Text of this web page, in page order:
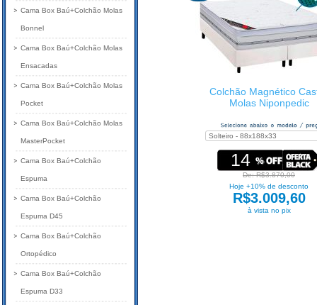
Colchão Magnético
Molas Niponpedic
14
De: R$3.870,00
Hoje +10% de desconto
R$3.009,60
à vista no pix
Cama Box Baú+Colchão Molas
Bonnel
Cama Box Baú+Colchão Molas
Ensacadas
Cama Box Baú+Colchão Molas
Pocket
Cama Box Baú+Colchão Molas
MasterPocket
Cama Box Baú+Colchão
Espuma
Cama Box Baú+Colchão
Espuma D45
Cama Box Baú+Colchão
Ortopédico
Cama Box Baú+Colchão
Espuma D33